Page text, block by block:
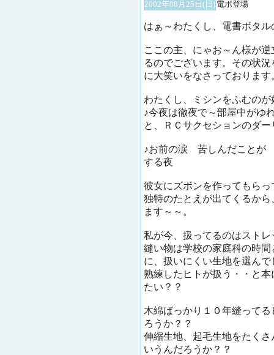
2002年08月25日(日) 電ボ登場
はぁ～わたくし、電書ボタ
ここの主、にゃお～ん様が
るのでございます。その状
に大笑いをなさっております
わたくし、ミシンをふむの
♪今夜は徹夜で～部屋中がゆ
と、ＲＣサクセションのダ
♪お前の涙 苦しんだことが
する夜
彼女にズボンを作ってもら
独特のたとえが出てくるか
ます～～。
私が今、扱ってるのはスト
縫い物は学校の家庭科の時
に、扱いにくい生地を選ん
熟練したヒトが扱う・・と
たい？？
木綿ばっかり１０年縫って
ろうか？？
伸縮生地、起毛生地をたく
いうんだろうか？？